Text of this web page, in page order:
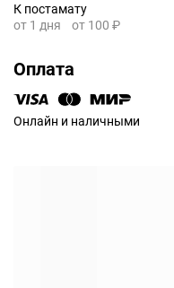
К постамату
от 1 дня
от 100 ₽
Оплата
Онлайн и наличными